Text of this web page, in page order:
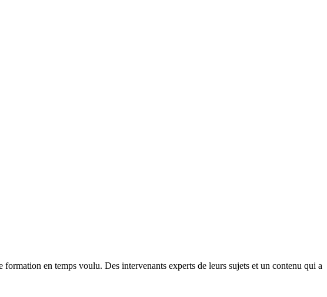
en temps voulu. Des intervenants experts de leurs sujets et un contenu qui a